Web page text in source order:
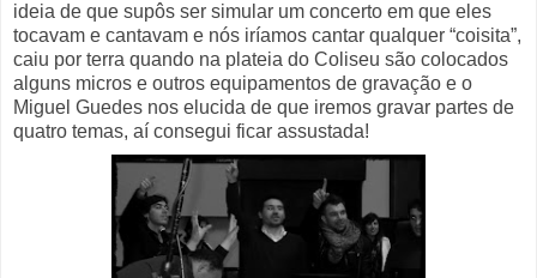
ideia de que supôs ser simular um concerto em que eles
tocavam e cantavam e nós iríamos cantar qualquer “coisita”,
caiu por terra quando na plateia do Coliseu são colocados
alguns micros e outros equipamentos de gravação e o
Miguel Guedes nos elucida de que iremos gravar partes de
quatro temas, aí consegui ficar assustada!